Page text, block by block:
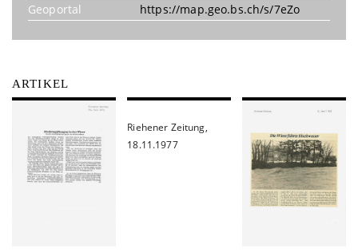
Geoportal
https://map.geo.bs.ch/s/7eZo
ARTIKEL
Riehener Zeitung,
18.11.1977